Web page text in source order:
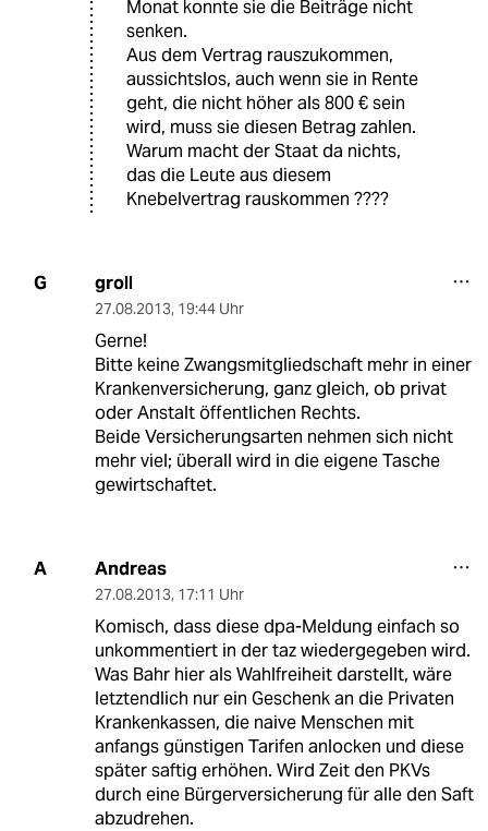
Monat konnte sie die Beiträge nicht
senken.
Aus dem Vertrag rauszukommen,
aussichtslos, auch wenn sie in Rente
geht, die nicht höher als 800 € sein
wird, muss sie diesen Betrag zahlen.
Warum macht der Staat da nichts,
das die Leute aus diesem
Knebelvertrag rauskommen ????
G groll
27.08.2013, 19:44 Uhr
Gerne!
Bitte keine Zwangsmitgliedschaft mehr in einer
Krankenversicherung, ganz gleich, ob privat
oder Anstalt öffentlichen Rechts.
Beide Versicherungsarten nehmen sich nicht
mehr viel; überall wird in die eigene Tasche
gewirtschaftet.
A Andreas
27.08.2013, 17:11 Uhr
Komisch, dass diese dpa-Meldung einfach so
unkommentiert in der taz wiedergegeben wird.
Was Bahr hier als Wahlfreiheit darstellt, wäre
letztendlich nur ein Geschenk an die Privaten
Krankenkassen, die naive Menschen mit
anfangs günstigen Tarifen anlocken und diese
später saftig erhöhen. Wird Zeit den PKVs
durch eine Bürgerversicherung für alle den Saft
abzudrehen.